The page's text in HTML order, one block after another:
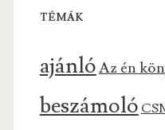
TÉMÁK
ajánlóAz én
beszámoló